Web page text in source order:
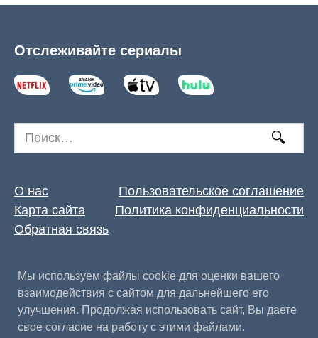
Отслеживайте сериалы
Search
for:
О нас
Пользовательское соглашение
Карта сайта
Политика конфиденциальности
Обратная связь
Мы используем файлы cookie для оценки вашего
взаимодействия с сайтом для дальнейшего его
улучшения. Продолжая использовать сайт, Вы даете
свое согласие на работу с этими файлами.